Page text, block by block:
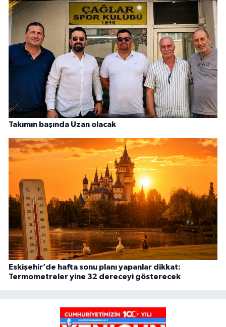
Takımın başında Uzan olacak
Eskişehir’de hafta sonu planı yapanlar dikkat:
Termometreler yine 32 dereceyi gösterecek